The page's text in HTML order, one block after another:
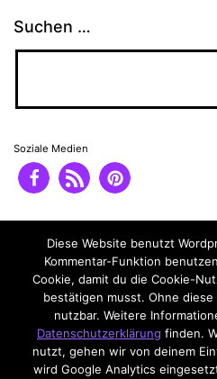
Suchen …
Soziale Medien
Datenschutzerklärung
Diese Website benutzt
Kommentar-Funktion
Cookie, damit du die Cookie-
bestätigen musst. Ohne
nutzbar. Weitere
Datenschutzerklärung finden.
nutzt, gehen wir von deinem
wird Google Analytics